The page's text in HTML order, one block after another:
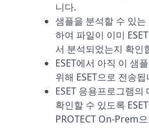
니다.
샘플을 분석할 수 있는
하여 파일이 이미
서 분석되었는지 확인
ESET에서 아직 이 샘
위해 ESET으로 전송됩
ESET 응용프로그램
확인할 수 있도록
PROTECT On-Prem